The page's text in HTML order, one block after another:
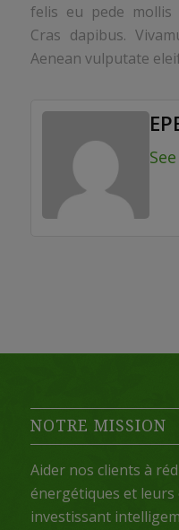
felis eu pede
Cras dapibus.
Aenean vulputate
NOTRE MISSION
Aider nos clients à
énergétiques et leurs
investissant